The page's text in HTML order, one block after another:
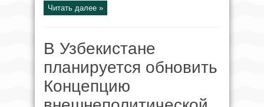
Читать далее »
В Узбекистане
планируется обновить
Концепцию